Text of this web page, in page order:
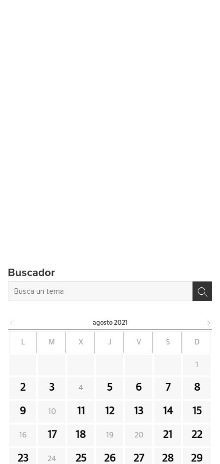
Buscador
agosto 2021
L M X J V S D
1
2 3 4 5 6 7 8
9 10 11 12 13 14 15
16 17 18 19 20 21 22
23 24 25 26 27 28 29